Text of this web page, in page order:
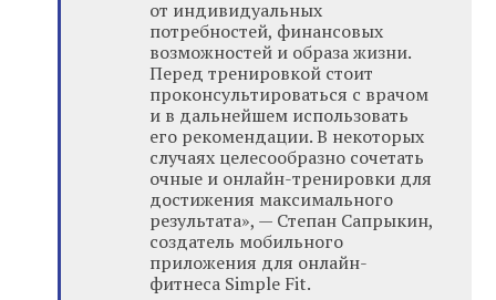
от индивидуальных
потребностей, финансовых
возможностей и образа жизни.
Перед тренировкой стоит
проконсультироваться с врачом
и в дальнейшем использовать
его рекомендации. В некоторых
случаях целесообразно сочетать
очные и онлайн-тренировки для
достижения максимального
результата», — Степан Сапрыкин,
создатель мобильного
приложения для онлайн-
фитнеса Simple Fit.